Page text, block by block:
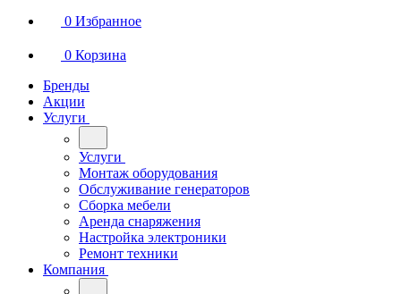
0 Избранное
0 Корзина
Бренды
Акции
Услуги
Услуги
Монтаж оборудования
Обслуживание генераторов
Сборка мебели
Аренда снаряжения
Настройка электроники
Ремонт техники
Компания